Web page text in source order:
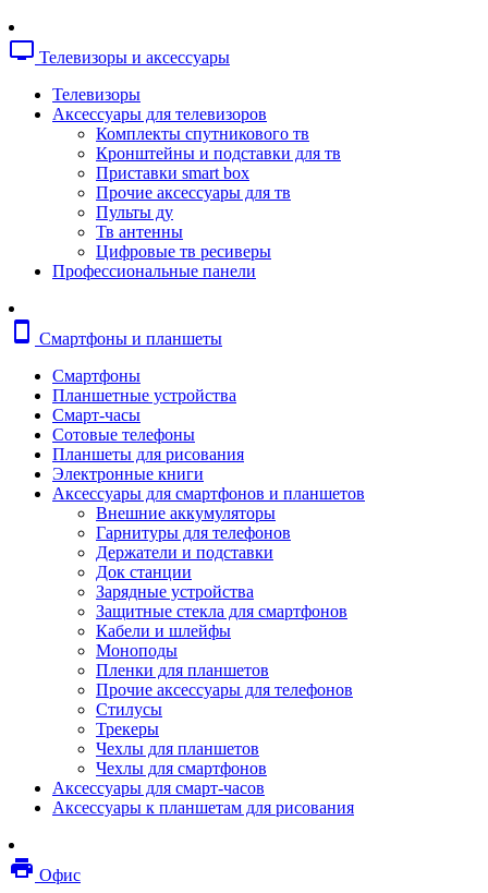
Телефония
Рации
Консоли для мини-атс
Системные телефоны
Телефоны
Телефоны dect
Торговое оборудование
Детектор валют
Счетчики банкнот
Калькуляторы
Мебель
Стулья и кресла
Столы
Мебельные аксессуары
Аксессуары для кресел
Вешалки
Коврики защитные
Эргономика
Опции для устройств печати, копирования и
сканирования
Сетевое оборудование
Маршрутизаторы
Модемы
Точки доступа
Сетевые адаптеры
Коммутаторы
Расширители беспроводной сети
Wi-fi антенны
Инструмент
Кабель
Монтажные компоненты
tv Телевизоры и аксессуары
Телевизоры
Аксессуары для телевизоров
Комплекты спутникового тв
Кронштейны и подставки для тв
Приставки smart box
Прочие аксессуары для тв
Пульты ду
Тв антенны
Цифровые тв ресиверы
Профессиональные панели
smartphone
Смартфоны и планшеты
Смартфоны
Планшетные устройства
Смарт-часы
Сотовые телефоны
Планшеты для рисования
Электронные книги
Аксессуары для смартфонов и планшетов
Внешние аккумуляторы
Гарнитуры для телефонов
Держатели и подставки
Док станции
Зарядные устройства
Защитные стекла для смартфонов
Кабели и шлейфы
Моноподы
Пленки для планшетов
Прочие аксессуары для телефонов
Стилусы
Трекеры
Чехлы для планшетов
Чехлы для смартфонов
Аксессуары для смарт-часов
Аксессуары к планшетам для рисования
local_printshop Офис